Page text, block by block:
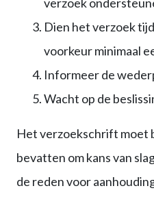
Dien het verzoek
voorkeur minimaal
Informeer de
Wacht op de
Het verzoekschrift moet
bevatten om kans van
de reden voor